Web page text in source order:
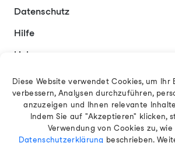
Datenschutz
Hilfe
Links
Kontakt
Deutsch
Diese Website verwendet Cookies, um Ihr
verbessern, Analysen durchzuführen,
anzuzeigen und Ihnen relevante
Indem Sie auf "Akzeptieren" klicken,
Verwendung von Cookies zu,
Datenschutzerklärung beschrieben.